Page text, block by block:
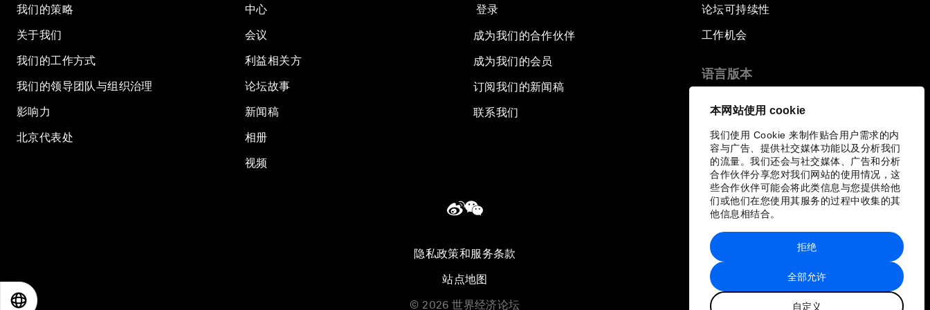
本网站使用 cookie
我们使用 Cookie 来制作贴合用户需求的内
容与广告、提供社交媒体功能以及分析我们
的流量。我们还会与社交媒体、广告和分析
合作伙伴分享您对我们网站的使用情况，这
些合作伙伴可能会将此类信息与您提供给他
们或他们在您使用其服务的过程中收集的其
他信息相结合。
全部允许
自定义
拒绝
我们的策略
关于我们
我们的工作方式
我们的领导团队与组织治理
影响力
北京代表处
中心
会议
利益相关方
论坛故事
新闻稿
相册
视频
登录
成为我们的合作伙伴
成为我们的会员
订阅我们的新闻稿
联系我们
论坛可持续性
工作机会
语言版本
隐私政策和服务条款
站点地图
© 2026 世界经济论坛